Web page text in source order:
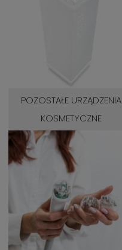
POZOSTAŁE URZĄDZENIA
KOSMETYCZNE